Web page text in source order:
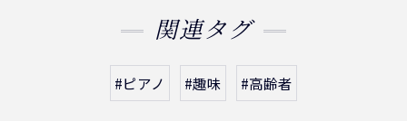
関連タグ
#ピアノ #趣味 #高齢者